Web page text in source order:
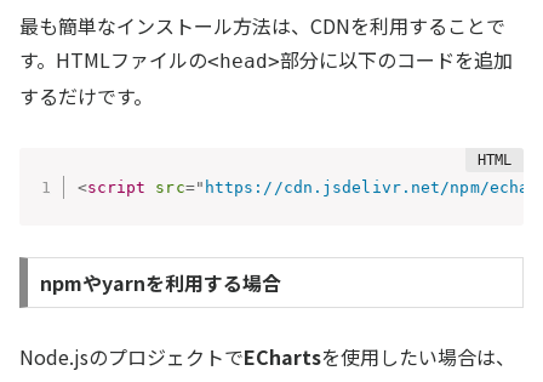
最も簡単なインストール方法は、CDNを利用することで
す。HTMLファイルの<head>部分に以下のコードを追加
するだけです。
<script src=" https://cdn.jsdelivr.net/npm/
npmやyarnを利用する場合
Node.jsのプロジェクトでEChartsを使用したい場合は、